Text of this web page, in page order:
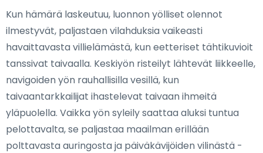
Kun hämärä laskeutuu, luonnon yölliset olennot
ilmestyvät, paljastaen vilahduksia vaikeasti
havaittavasta villielämästä, kun eetteriset tähtikuvioit
tanssivat taivaalla. Keskiyön risteilyt lähtevät liikkeelle,
navigoiden yön rauhallisilla vesillä, kun
taivaantarkkailijat ihastelevat taivaan ihmeitä
yläpuolella. Vaikka yön syleily saattaa aluksi tuntua
pelottavalta, se paljastaa maailman erillään
polttavasta auringosta ja päiväkävijöiden vilinästä -